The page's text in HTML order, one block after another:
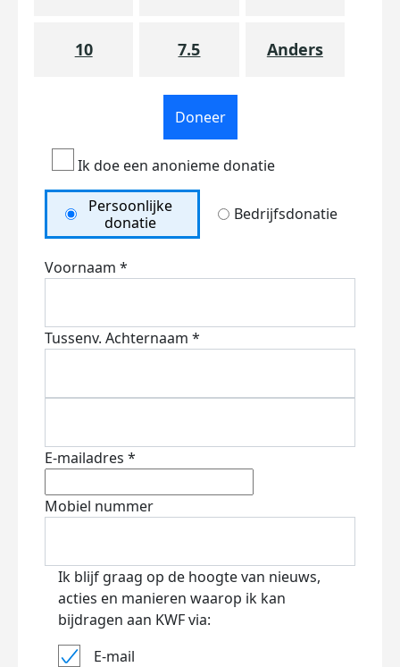
10 7.5 Anders
Doneer
Ik doe een anonieme donatie
Persoonlijke
donatie
Bedrijfsdonatie
Voornaam *
Tussenv. Achternaam *
E-mailadres *
Mobiel nummer
Ik blijf graag op de hoogte van nieuws,
acties en manieren waarop ik kan
bijdragen aan KWF via:
E-mail